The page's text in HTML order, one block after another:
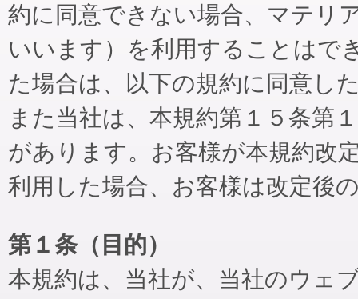
約に同意できない場合、マテリ
いいます）を利用することはで
た場合は、以下の規約に同意し
また当社は、本規約第１５条第
があります。お客様が本規約改
利用した場合、お客様は改定後
第１条（目的）
本規約は、当社が、当社のウェ